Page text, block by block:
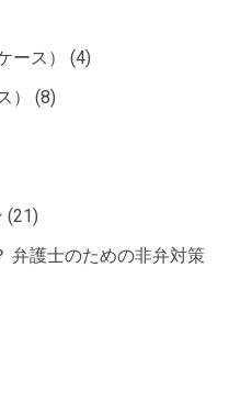
ース）
(4)
）
(8)
(21)
弁護士のための非弁対策